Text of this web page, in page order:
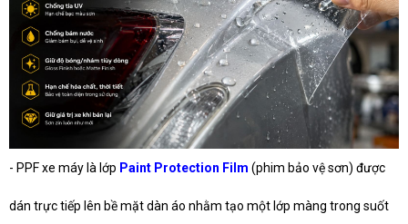
- PPF xe máy là lớp Paint Protection Film (phim bảo vệ sơn) được
dán trực tiếp lên bề mặt dàn áo nhằm tạo một lớp màng trong suốt